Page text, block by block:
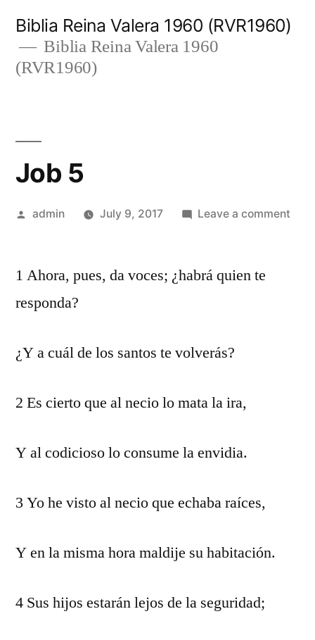
content
Biblia Reina Valera 1960 (RVR1960)
Biblia Reina Valera 1960
(RVR1960)
Job 5
Posted
admin July 9, 2017 Leave a comment
1 Ahora, pues, da voces; ¿habrá quien te
responda?
¿Y a cuál de los santos te volverás?
2 Es cierto que al necio lo mata la ira,
Y al codicioso lo consume la envidia.
3 Yo he visto al necio que echaba raíces,
Y en la misma hora maldije su habitación.
4 Sus hijos estarán lejos de la seguridad;